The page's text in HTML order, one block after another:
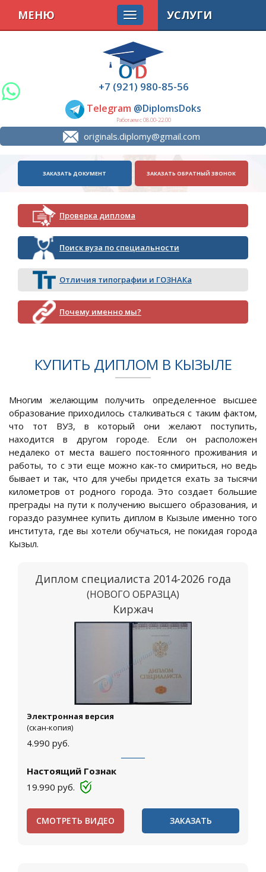
+7 (921) 980-85-56
Telegram @DiplomsDoks
Работаем с 08.00-22.00
originals.diplomy@gmail.com
МЕНЮ
ЗАКАЗАТЬ ДОКУМЕНТ ЗАКАЗАТЬ ОБРАТНЫЙ ЗВОНОК
Проверка диплома
Поиск вуза по специальности
Отличия типографии и ГОЗНАКа
Почему именно мы?
УСЛУГИ
КУПИТЬ ДИПЛОМ В КЫЗЫЛЕ
Многим желающим получить определенное высшее
образование приходилось сталкиваться с таким фактом,
что тот ВУЗ, в который они желают поступить,
находится в другом городе. Если он расположен
недалеко от места вашего постоянного проживания и
работы, то с эти еще можно как-то смириться, но ведь
бывает и так, что для учебы придется ехать за тысячи
километров от родного города. Это создает большие
преграды на пути к получению высшего образования, и
гораздо разумнее купить диплом в Кызыле именно того
института, где вы хотели обучаться, не покидая города
Кызыл.
Диплом специалиста 2014-2026 года
(НОВОГО ОБРАЗЦА)
Киржач
Электронная версия
(скан-копия)
4.990 руб.
Настоящий Гознак
19.990 руб.
СМОТРЕТЬ ВИДЕО ЗАКАЗАТЬ